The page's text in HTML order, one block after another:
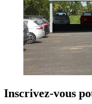
Inscrivez-vous